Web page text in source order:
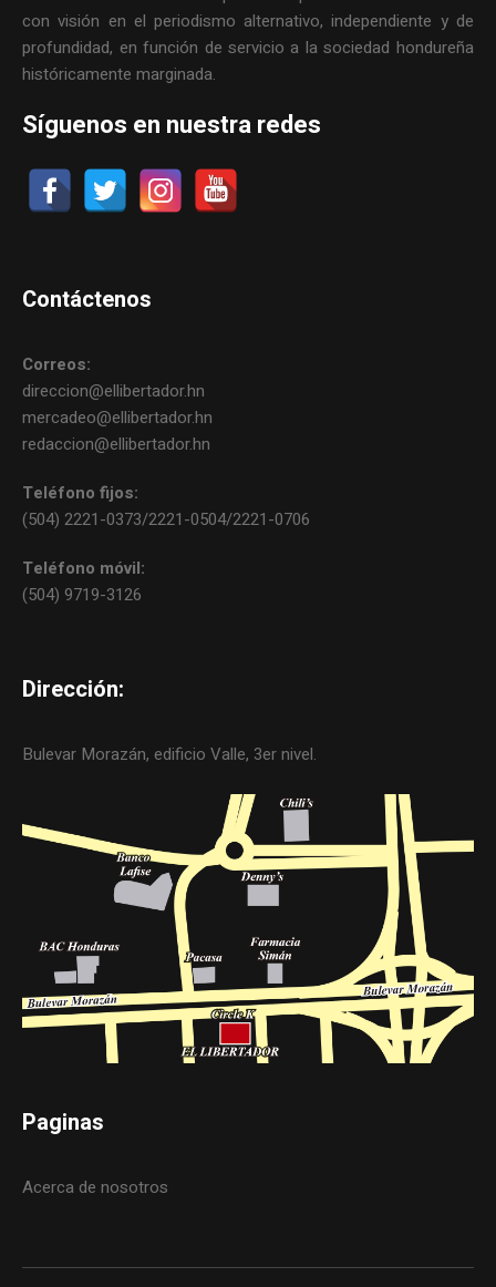
con visión en el periodismo alternativo, independiente y de
profundidad, en función de servicio a la sociedad hondureña
históricamente marginada.
Síguenos en nuestra redes
Contáctenos
Correos:
direccion@ellibertador.hn
mercadeo@ellibertador.hn
redaccion@ellibertador.hn
Teléfono fijos:
(504) 2221-0373/2221-0504/2221-0706
Teléfono móvil:
(504) 9719-3126
Dirección:
Bulevar Morazán, edificio Valle, 3er nivel.
Paginas
Acerca de nosotros